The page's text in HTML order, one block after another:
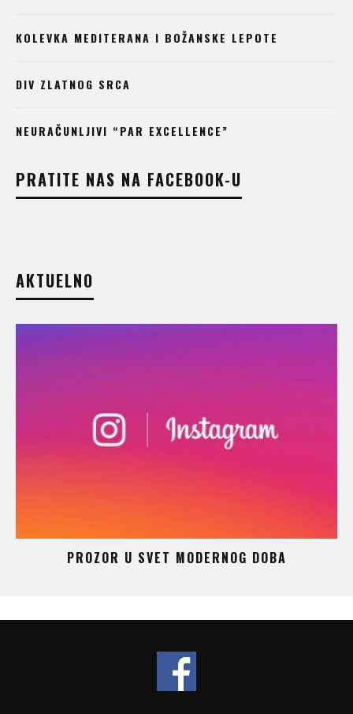
KOLEVKA MEDITERANA I BOŽANSKE LEPOTE
DIV ZLATNOG SRCA
NEURAČUNLJIVI “PAR EXCELLENCE”
PRATITE NAS NA FACEBOOK-U
AKTUELNO
PROZOR U SVET MODERNOG DOBA